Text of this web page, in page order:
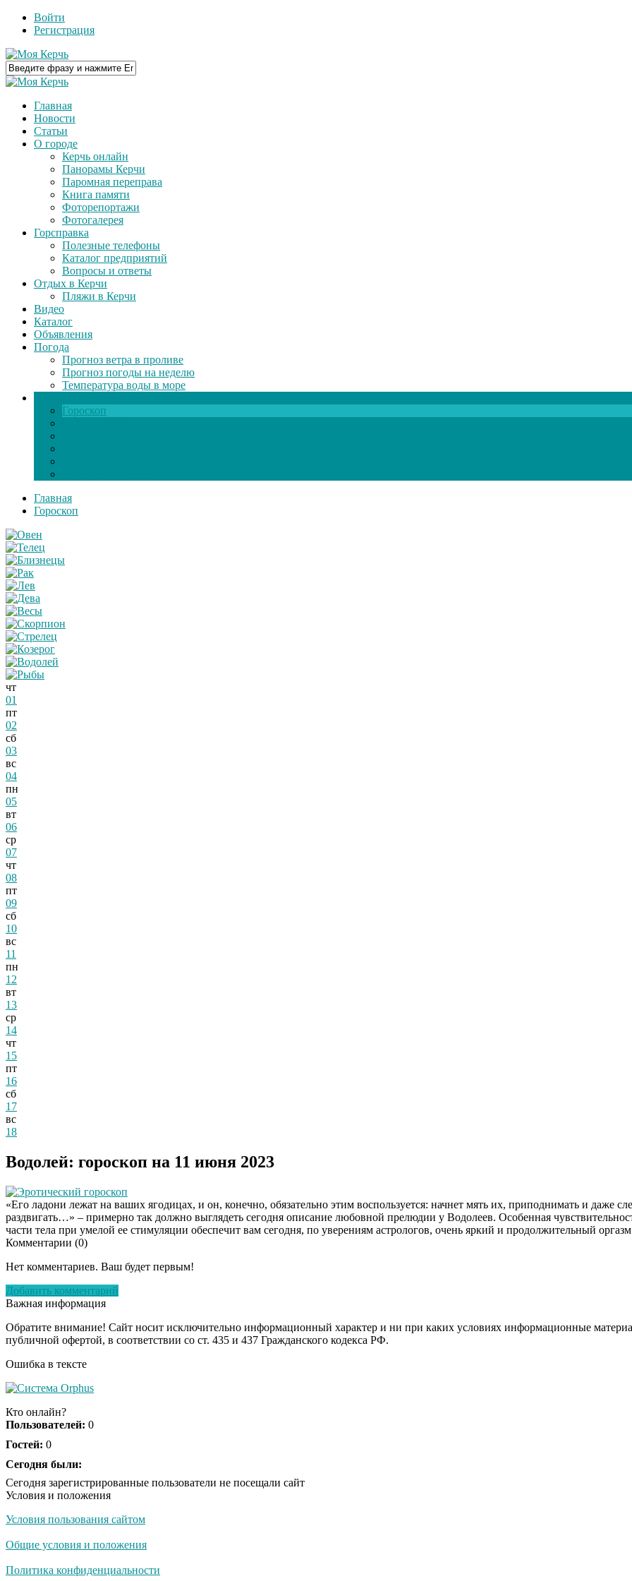
Войти
Регистрация
Главная
Новости
Статьи
О городе
Керчь онлайн
Панорамы Керчи
Паромная переправа
Книга памяти
Фоторепортажи
Фотогалерея
Горсправка
Полезные телефоны
Каталог предприятий
Вопросы и ответы
Отдых в Керчи
Пляжи в Керчи
Видео
Каталог
Объявления
Погода
Прогноз ветра в проливе
Прогноз погоды на неделю
Температура воды в море
Гороскоп
Главная
Гороскоп
чт
01
пт
02
сб
03
вс
04
пн
05
вт
06
ср
07
чт
08
пт
09
сб
10
вс
11
пн
12
вт
13
ср
14
чт
15
пт
16
сб
17
вс
18
Водолей: гороскоп на 11 июня 2023
Эротический гороскоп
«Его ладони лежат на ваших ягодицах, и он, конечно, обязательно этим воспользуется: начнет мять их, приподнимать и даже
раздвигать…» – примерно так должно выглядеть сегодня описание любовной прелюдии у Водолеев. Особенная
части тела при умелой ее стимуляции обеспечит вам сегодня, по уверениям астрологов, очень яркий и продолжительный
Комментарии (0)
Нет комментариев. Ваш будет первым!
Добавить комментарий
Важная информация
Обратите внимание! Сайт носит исключительно информационный характер и ни при каких условиях информационные
публичной офертой, в соответствии со ст. 435 и 437 Гражданского кодекса РФ.
Ошибка в тексте
Кто онлайн?
Пользователей: 0
Гостей: 0
Сегодня были:
Сегодня зарегистрированные пользователи не посещали сайт
Условия и положения
Условия пользования сайтом
Общие условия и положения
Политика конфиденциальности